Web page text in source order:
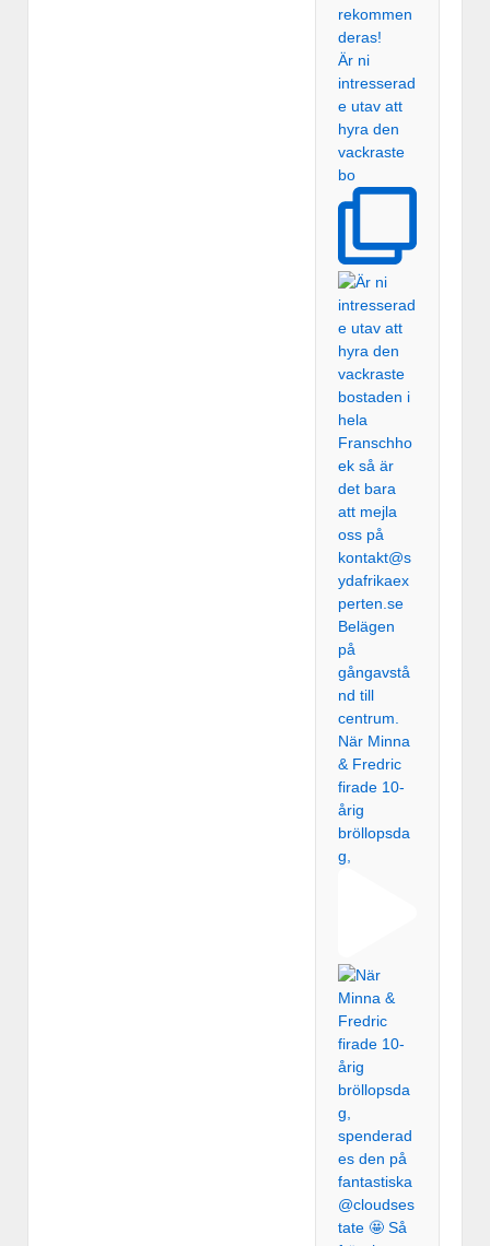
Är ni
intresserad
e utav att
hyra den
vackraste
bo
När Minna
& Fredric
firade 10-
årig
bröllopsda
g,